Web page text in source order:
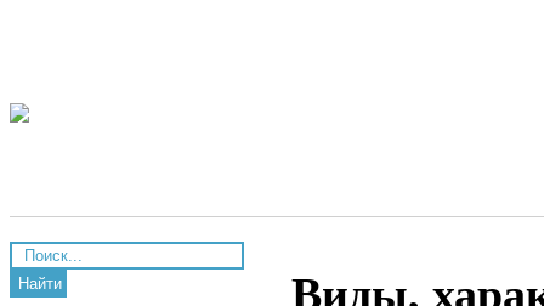
Найти Виды,